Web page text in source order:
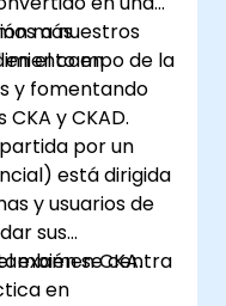
más
el campo de la
a nuestros
en
y fomentando
y CKAD.
por un
está dirigida
y usuarios de
sus
examen CKA.
se centra
en